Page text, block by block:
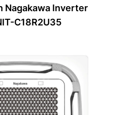
Nagakawa Inverter
C18R2U35